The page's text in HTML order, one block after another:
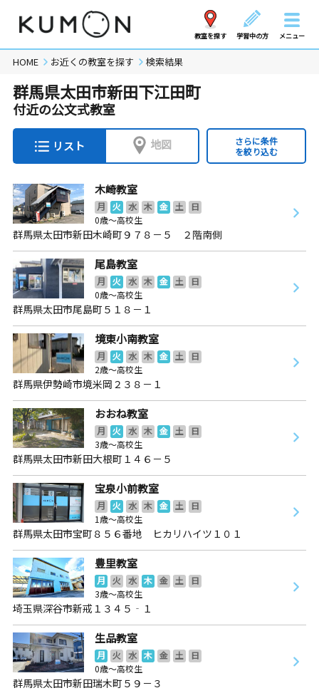
教室を探す 学習中の方 メニュー
HOME お近くの教室を探す 検索結果
群馬県太田市新田下江田町
付近の公文式教室
リスト 地図
さらに条件
を絞り込む
木崎教室
月 火 水 木 金 土
日
0歳～高校生
群馬県太田市新田木崎町９７８－５ ２階南側
尾島教室
月 火 水 木 金 土
日
0歳～高校生
群馬県太田市尾島町５１８－１
境東小南教室
月 火 水 木 金 土
日
2歳～高校生
群馬県伊勢崎市境米岡２３８－１
おおね教室
月 火 水 木 金 土
日
3歳～高校生
群馬県太田市新田大根町１４６－５
宝泉小前教室
月 火 水 木 金 土
日
1歳～高校生
群馬県太田市宝町８５６番地 ヒカリハイツ１０１
豊里教室
月 火 水 木 金 土
日
3歳～高校生
埼玉県深谷市新戒１３４５‐１
生品教室
月 火 水 木 金 土
日
0歳～高校生
群馬県太田市新田瑞木町５９－３